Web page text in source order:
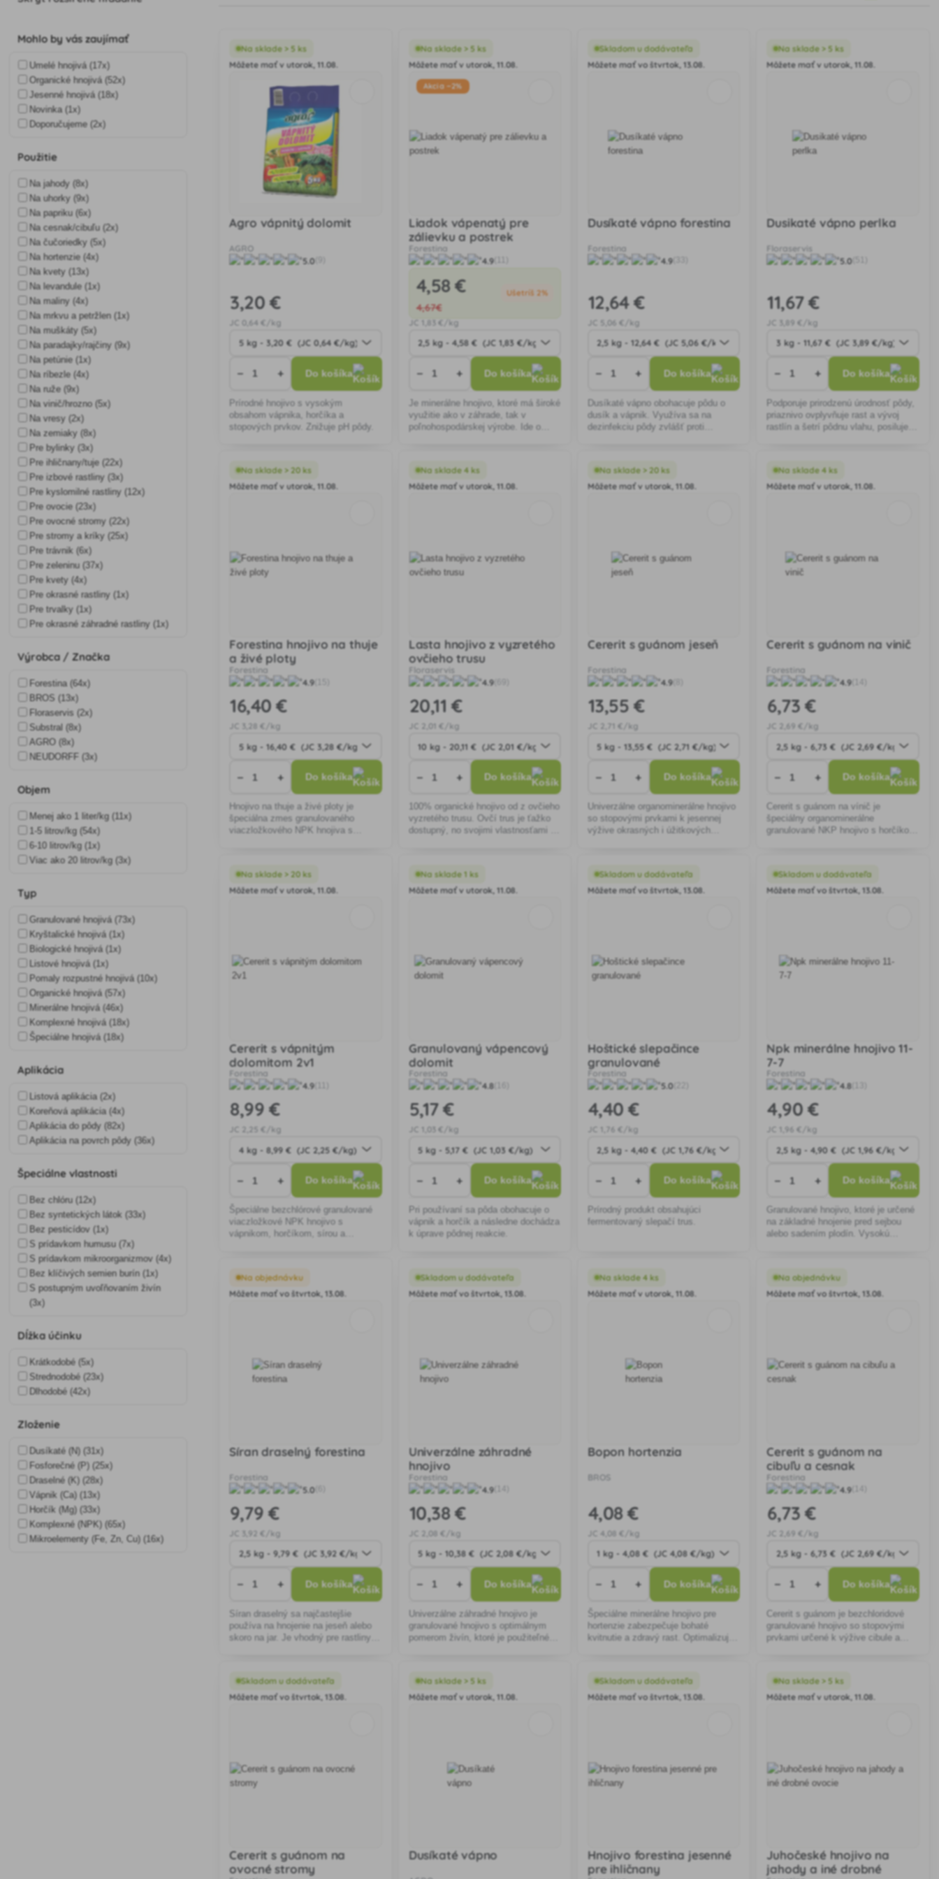
Mohlo by vás zaujímať
Umelé hnojivá (17x)
Organické hnojivá (52x)
Jesenné hnojivá (18x)
Novinka (1x)
Doporučujeme (2x)
Použitie
Na jahody (8x)
Na uhorky (9x)
Na papriku (6x)
Na cesnak/cibuľu (2x)
Na čučoriedky (5x)
Na hortenzie (4x)
Na kvety (13x)
Na levandule (1x)
Na maliny (4x)
Na mrkvu a petržlen (1x)
Na muškáty (5x)
Na paradajky/rajčiny (9x)
Na petúnie (1x)
Na ríbezle (4x)
Na ruže (9x)
Na vinič/hrozno (5x)
Na vresy (2x)
Na zemiaky (8x)
Pre bylinky (3x)
Pre ihličnany/tuje (22x)
Pre izbové rastliny (3x)
Pre kyslomilné rastliny (12x)
Pre ovocie (23x)
Pre ovocné stromy (22x)
Pre stromy a kríky (25x)
Pre trávnik (6x)
Pre zeleninu (37x)
Pre kvety (4x)
Pre okrasné rastliny (1x)
Pre trvalky (1x)
Pre okrasné záhradné rastliny (1x)
Výrobca / Značka
Forestina (64x)
BROS (13x)
Floraservis (2x)
Substral (8x)
AGRO (8x)
NEUDORFF (3x)
Objem
Menej ako 1 liter/kg (11x)
1-5 litrov/kg (54x)
6-10 litrov/kg (1x)
Viac ako 20 litrov/kg (3x)
Typ
Granulované hnojivá (73x)
Kryštalické hnojivá (1x)
Biologické hnojivá (1x)
Listové hnojivá (1x)
Pomaly rozpustné hnojivá (10x)
Organické hnojivá (57x)
Minerálne hnojivá (46x)
Komplexné hnojivá (18x)
Špeciálne hnojivá (18x)
Aplikácia
Listová aplikácia (2x)
Koreňová aplikácia (4x)
Aplikácia do pôdy (82x)
Aplikácia na povrch pôdy (36x)
Špeciálne vlastnosti
Bez chlóru (12x)
Bez syntetických látok (33x)
Bez pesticídov (1x)
S prídavkom humusu (7x)
S prídavkom mikroorganizmov (4x)
Bez klíčivých semien burín (1x)
S postupným uvoľňovaním živín
(3x)
Dĺžka účinku
Krátkodobé (5x)
Strednodobé (23x)
Dlhodobé (42x)
Zloženie
Dusíkaté (N) (31x)
Fosforečné (P) (25x)
Draselné (K) (28x)
Vápnik (Ca) (13x)
Horčík (Mg) (33x)
Komplexné (NPK) (65x)
Mikroelementy (Fe, Zn, Cu) (16x)
Na sklade > 5 ks
Môžete mať v utorok, 11.08.
Agro vápnitý dolomit
AGRO
5.0
3,20 €
,64 €/kg
− + Do košíka
Prírodné hnojivo s vysokým
obsahom vápnika, horčíka a
stopových prvkov. Znižuje pH pôdy.
Na sklade > 5 ks
Môžete mať v utorok, 11.08.
Akcia −2%
Liadok vápenatý pre
zálievku a postrek
Forestina
4.9(11)
4,58 €
4,67€
Ušetríš 2%
,83 €/kg
− + Do košíka
Je minerálne hnojivo, ktoré má široké
využitie ako v záhrade, tak v
poľnohospodárskej výrobe. Ide o
Skladom u dodávateľa
Môžete mať vo štvrtok, 13.08.
Dusíkaté vápno forestina
Forestina
4.9(33)
12,64 €
,06 €/kg
− + Do košíka
Dusíkaté vápno obohacuje pôdu o
dusík a vápnik. Využíva sa na
dezinfekciu pôdy zvlášť proti
Na sklade > 5 ks
Môžete mať v utorok, 11.08.
Dusikaté vápno perlka
Floraservis
5.0
11,67 €
3 ,89 €/kg
− + Do košíka
Podporuje prirodzenú úrodnosť pôdy,
priaznivo ovplyvňuje rast a vývoj
rastlín a šetrí pôdnu vlahu, posiluje
Na sklade > 20 ks
Môžete mať v utorok, 11.08.
Forestina hnojivo na thuje
a živé ploty
Forestina
4.9(15)
16,40 €
3 ,28 €/kg
− + Do košíka
Hnojivo na thuje a živé ploty je
špeciálna zmes granulovaného
viaczložkového NPK hnojiva s
Na sklade 4 ks
Môžete mať v utorok, 11.08.
Lasta hnojivo z vyzretého
ovčieho trusu
Floraservis
4.9(69)
20,11 €
2 ,01 €/kg
− + Do košíka
100% organické hnojivo od z ovčieho
vyzretého trusu. Ovčí trus je ťažko
dostupný, no svojimi vlastnosťami a
Na sklade > 20 ks
Môžete mať v utorok, 11.08.
Cererit s guánom jeseň
Forestina
4.9(8)
13,55 €
2 ,71 €/kg
− + Do košíka
Univerzálne organominerálne hnojivo
so stopovými prvkami k jesennej
výžive okrasných i úžitkových
Na sklade 4 ks
Môžete mať v utorok, 11.08.
Cererit s guánom na vinič
Forestina
4.9(14)
6,73 €
2 ,69 €/kg
− + Do košíka
Cererit s guánom na vínič je
špeciálny organominerálne
granulované NKP hnojivo s horčíkom
Na sklade > 20 ks
Môžete mať v utorok, 11.08.
Cererit s vápnitým
dolomitom 2v1
Forestina
4.9(11)
8,99 €
2 ,25 €/kg
− + Do košíka
Špeciálne bezchlórové granulované
viaczložkové NPK hnojivo s
vápnikom, horčíkom, sírou a
Na sklade 1 ks
Môžete mať v utorok, 11.08.
Granulovaný vápencový
dolomit
Forestina
4.8(16)
5,17 €
1 ,03 €/kg
− + Do košíka
Pri používaní sa pôda obohacuje o
vápnik a horčík a následne dochádza
k úprave pôdnej reakcie.
Skladom u dodávateľa
Môžete mať vo štvrtok, 13.08.
Hoštické slepačince
granulované
Forestina
5.0(22)
4,40 €
1 ,76 €/kg
− + Do košíka
Prírodný produkt obsahujúci
fermentovaný slepačí trus.
Skladom u dodávateľa
Môžete mať vo štvrtok, 13.08.
Npk minerálne hnojivo 11-
7-7
Forestina
4.8
4,90 €
1 ,96 €/kg
− + Do košíka
Granulované hnojivo, ktoré je určené
na základné hnojenie pred sejbou
alebo sadením plodín. Vysokú
Na objednávku
Môžete mať vo štvrtok, 13.08.
Síran draselný forestina
Forestina
5.0
9,79 €
JC 3 ,92 €/kg
− + Do košíka
Síran draselný sa najčastejšie
používa na hnojenie na jeseň alebo
skoro na jar. Je vhodný pre rastliny
Skladom u dodávateľa
Môžete mať vo štvrtok, 13.08.
Univerzálne záhradné
hnojivo
Forestina
4.9(14)
10,38 €
JC 2 ,08 €/kg
− + Do košíka
Univerzálne záhradné hnojivo je
granulované hnojivo s optimálnym
pomerom živín, ktoré je použiteľné
Na sklade 4 ks
Môžete mať v utorok, 11.08.
Bopon hortenzia
BROS
4,08 €
JC 4 ,08 €/kg
− + Do košíka
Špeciálne minerálne hnojivo pre
hortenzie zabezpečuje bohaté
kvitnutie a zdravý rast. Optimalizuje
Na objednávku
Môžete mať vo štvrtok, 13.08.
Cererit s guánom na
cibuľu a cesnak
Forestina
4.9(14)
6,73 €
JC 2 ,69 €/kg
− + Do košíka
Cererit s guánom je bezchloridové
granulované hnojivo so stopovými
prvkami určené k výžive cibule a
Skladom u dodávateľa
Môžete mať vo štvrtok, 13.08.
Cererit s guánom na
ovocné stromy
Na sklade > 5 ks
Môžete mať v utorok, 11.08.
Dusíkaté vápno
Skladom u dodávateľa
Môžete mať vo štvrtok, 13.08.
Hnojivo forestina jesenné
pre ihličnany
Na sklade > 5 ks
Môžete mať v utorok, 11.08.
Juhočeské hnojivo na
jahody a iné drobné